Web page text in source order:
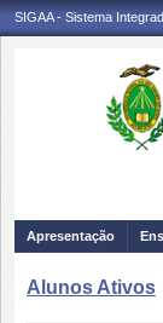
SIGAA - Sistema
Apresentação
Alunos Ativos